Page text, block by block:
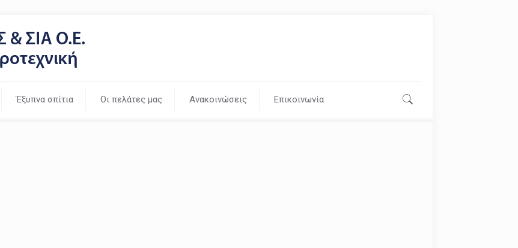
Έξυπνα σπίτια Οι πελάτες μας Ανακοινώσεις Επικοινωνία